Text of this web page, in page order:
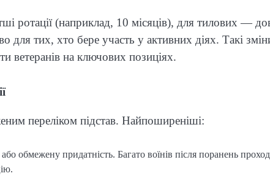
ротації (наприклад, 10 місяців), для тилових —
для тих, хто бере участь у активних діях. Такі
ветеранів на ключових позиціях.
переліком підстав. Найпоширеніші:
обмежену придатність. Багато воїнів після поранень